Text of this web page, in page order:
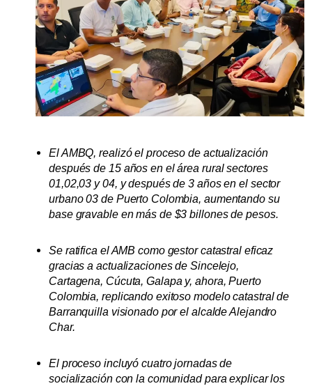
El AMBQ, realizó el proceso de actualización
después de 15 años en el área rural sectores
01,02,03 y 04, y después de 3 años en el sector
urbano 03 de Puerto Colombia, aumentando su
base gravable en más de $3 billones de pesos.
Se ratifica el AMB como gestor catastral eficaz
gracias a actualizaciones de Sincelejo,
Cartagena, Cúcuta, Galapa y, ahora, Puerto
Colombia, replicando exitoso modelo catastral de
Barranquilla visionado por el alcalde Alejandro
Char.
El proceso incluyó cuatro jornadas de
socialización con la comunidad para explicar los